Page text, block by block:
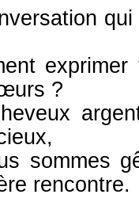
?
sommes
rencontre.